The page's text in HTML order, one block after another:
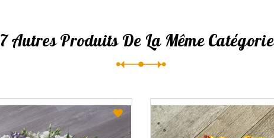
7 Autres Produits De La Même